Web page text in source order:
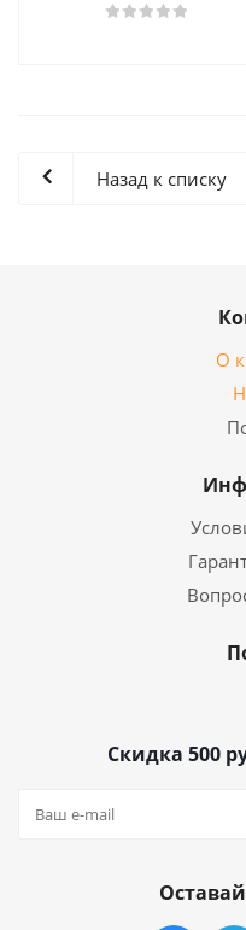
Назад к списку
О
Скидка 500